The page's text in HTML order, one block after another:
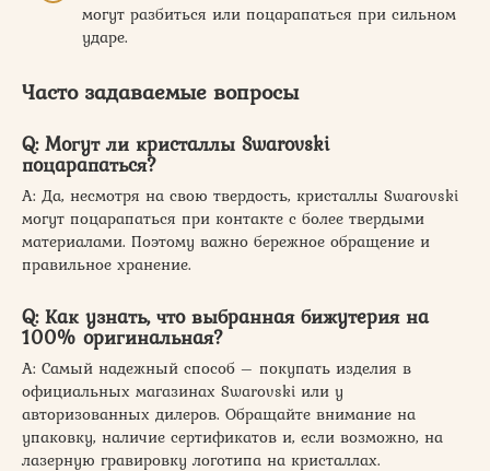
могут разбиться или поцарапаться при сильном
ударе.
Часто задаваемые вопросы
Q: Могут ли кристаллы Swarovski
поцарапаться?
А: Да, несмотря на свою твердость, кристаллы Swarovski
могут поцарапаться при контакте с более твердыми
материалами. Поэтому важно бережное обращение и
правильное хранение.
Q: Как узнать, что выбранная бижутерия на
100% оригинальная?
А: Самый надежный способ – покупать изделия в
официальных магазинах Swarovski или у
авторизованных дилеров. Обращайте внимание на
упаковку, наличие сертификатов и, если возможно, на
лазерную гравировку логотипа на кристаллах.